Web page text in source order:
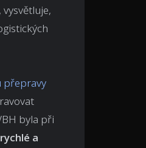
přepravy
byla při
rychlé a